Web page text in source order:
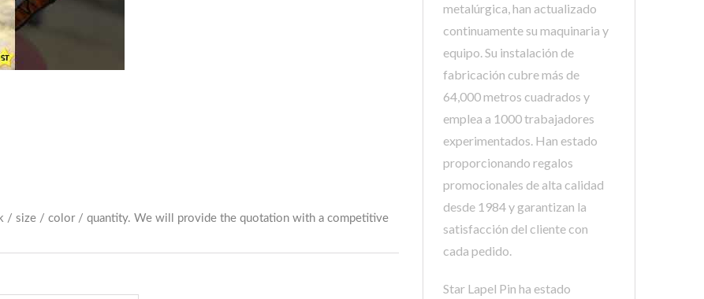
metalúrgica, han actualizado
continuamente su maquinaria y
equipo. Su instalación de
fabricación cubre más de
64,000 metros cuadrados y
emplea a 1000 trabajadores
experimentados. Han estado
proporcionando regalos
promocionales de alta calidad
desde 1984 y garantizan la
satisfacción del cliente con
cada pedido.
Star Lapel Pin ha estado